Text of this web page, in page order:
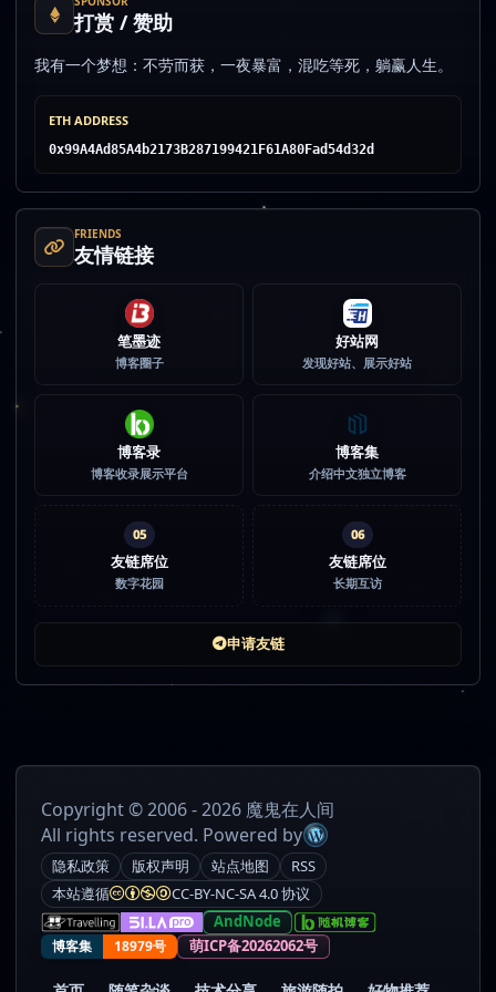
打赏 / 赞助
我有一个梦想：不劳而获，一夜暴富，混吃等死，躺赢人生。
ETH ADDRESS
0x99A4Ad85A4b2173B287199421F61A80Fad54d32d
FRIENDS
友情链接
笔墨迹
博客圈子
好站网
发现好站、展示好站
博客录
博客收录展示平台
博客集
介绍中文独立博客
05
友链席位
数字花园
06
友链席位
长期互访
申请友链
Copyright © 2006 - 2026 魔鬼在人间
All rights reserved. Powered by
隐私政策 版权声明 站点地图
RSS
本站遵循
CC-BY-NC-SA 4.0 协议
AndNode
博客集 18979号 萌ICP备20262062号